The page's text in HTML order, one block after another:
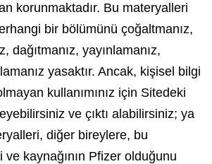
korunmaktadır. Bu materyalleri
bir bölümünü çoğaltmanız,
dağıtmanız, yayınlamanız,
yasaktır. Ancak, kişisel bilgi
kullanımınız için Sitedeki
ve çıktı alabilirsiniz; ya
diğer bireylere, bu
kaynağının Pfizer olduğunu